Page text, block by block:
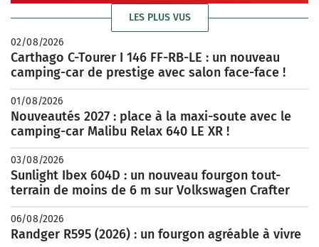
LES PLUS VUS
02/08/2026
Carthago C-Tourer I 146 FF-RB-LE : un nouveau
camping-car de prestige avec salon face-face !
01/08/2026
Nouveautés 2027 : place à la maxi-soute avec le
camping-car Malibu Relax 640 LE XR !
03/08/2026
Sunlight Ibex 604D : un nouveau fourgon tout-
terrain de moins de 6 m sur Volkswagen Crafter
06/08/2026
Randger R595 (2026) : un fourgon agréable à vivre